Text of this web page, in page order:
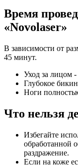
Время
«Novolaser»
В зависимости от
45 минут.
Уход за лицом
Глубокое
Ноги
Что нельзя
Избегайте
обработанной
раздражение.
Если на коже